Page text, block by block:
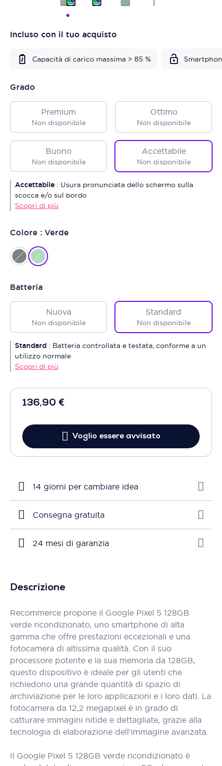
Incluso con il tuo acquisto
Capacità di carico massima > 85 %
136,90 €
Voglio essere avvisato
Grado
Premium
Non disponibile
Ottimo
Non disponibile
Buono
Non disponibile
Accettabile
Non disponibile
Accettabile : Usura pronunciata dello schermo sulla
scocca e/o sul bordo
Scopri di più
Colore : Verde
Batteria
Nuova
Non disponibile
Standard
Non disponibile
Standard : Batteria controllata e testata, conforme a un
utilizzo normale
Scopri di più
14 giorni per cambiare idea
Consegna gratuita
24 mesi di garanzia
Descrizione
Recommerce propone il Google Pixel 5 128GB
verde ricondizionato, uno smartphone di alta
gamma che offre prestazioni eccezionali e una
fotocamera di altissima qualità. Con il suo
processore potente e la sua memoria da 128GB,
questo dispositivo è ideale per gli utenti che
richiedono una grande quantità di spazio di
archiviazione per le loro applicazioni e i loro dati. La
fotocamera da 12,2 megapixel è in grado di
catturare immagini nitide e dettagliate, grazie alla
tecnologia di elaborazione dell'immagine avanzata.
Il Google Pixel 5 128GB verde ricondizionato è